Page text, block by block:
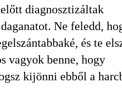
diagnosztizáltak
Ne feledd,
és te
vagyok benne, hogy
kijönni ebből a